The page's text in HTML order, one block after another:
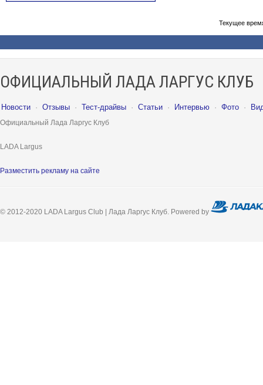
Текущее
ОФИЦИАЛЬНЫЙ ЛАДА ЛАРГУС КЛУБ
Новости · Отзывы · Тест-драйвы · Статьи · Интервью · Фото ·
Официальный Лада Ларгус Клуб
LADA Largus
Разместить рекламу на сайте
© 2012-2020 LADA Largus Club | Лада Ларгус Клуб. Powered by